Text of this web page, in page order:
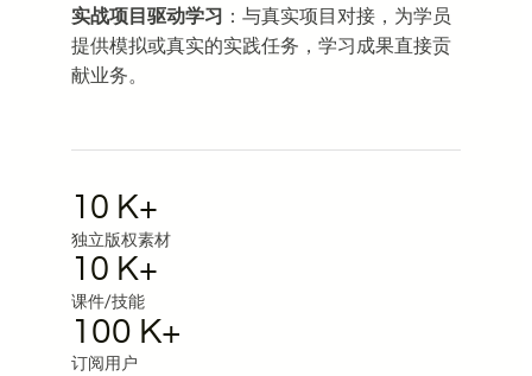
实战项目驱动学习 ：与真实项目对接，为学员
提供模拟或真实的实践任务，学习成果直接贡
献业务。
10 K+
独立版权素材
10 K+
课件/技能
100 K+
订阅用户